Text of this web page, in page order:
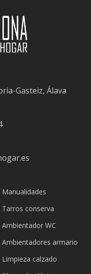
Gasteiz, Álava
Manualidades
Tarros conserva
Ambientador WC
Ambientadores armario
Limpieza calzado